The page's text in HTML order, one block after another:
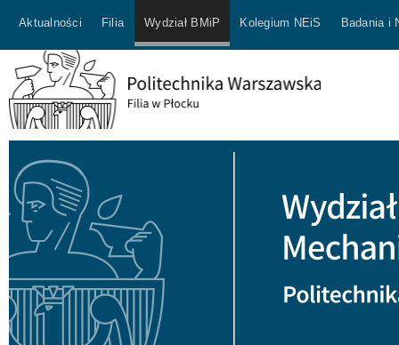
Aktualności Filia Wydział BMiP Kolegium NEiS Badania i